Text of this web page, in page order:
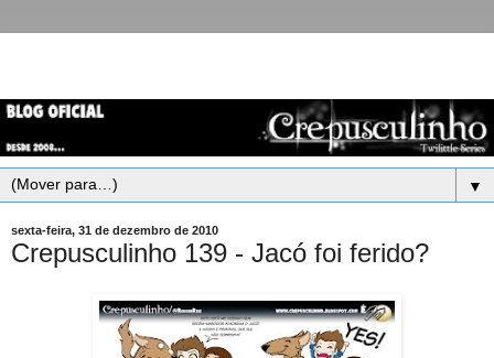
▼
sexta-feira, 31 de dezembro de 2010
Crepusculinho 139 - Jacó foi ferido?